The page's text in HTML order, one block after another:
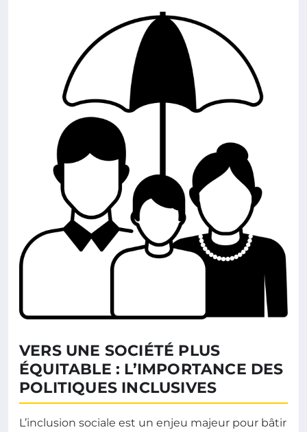
VERS UNE SOCIÉTÉ PLUS
ÉQUITABLE : L’IMPORTANCE DES
POLITIQUES INCLUSIVES
L’inclusion sociale est un enjeu majeur pour bâtir